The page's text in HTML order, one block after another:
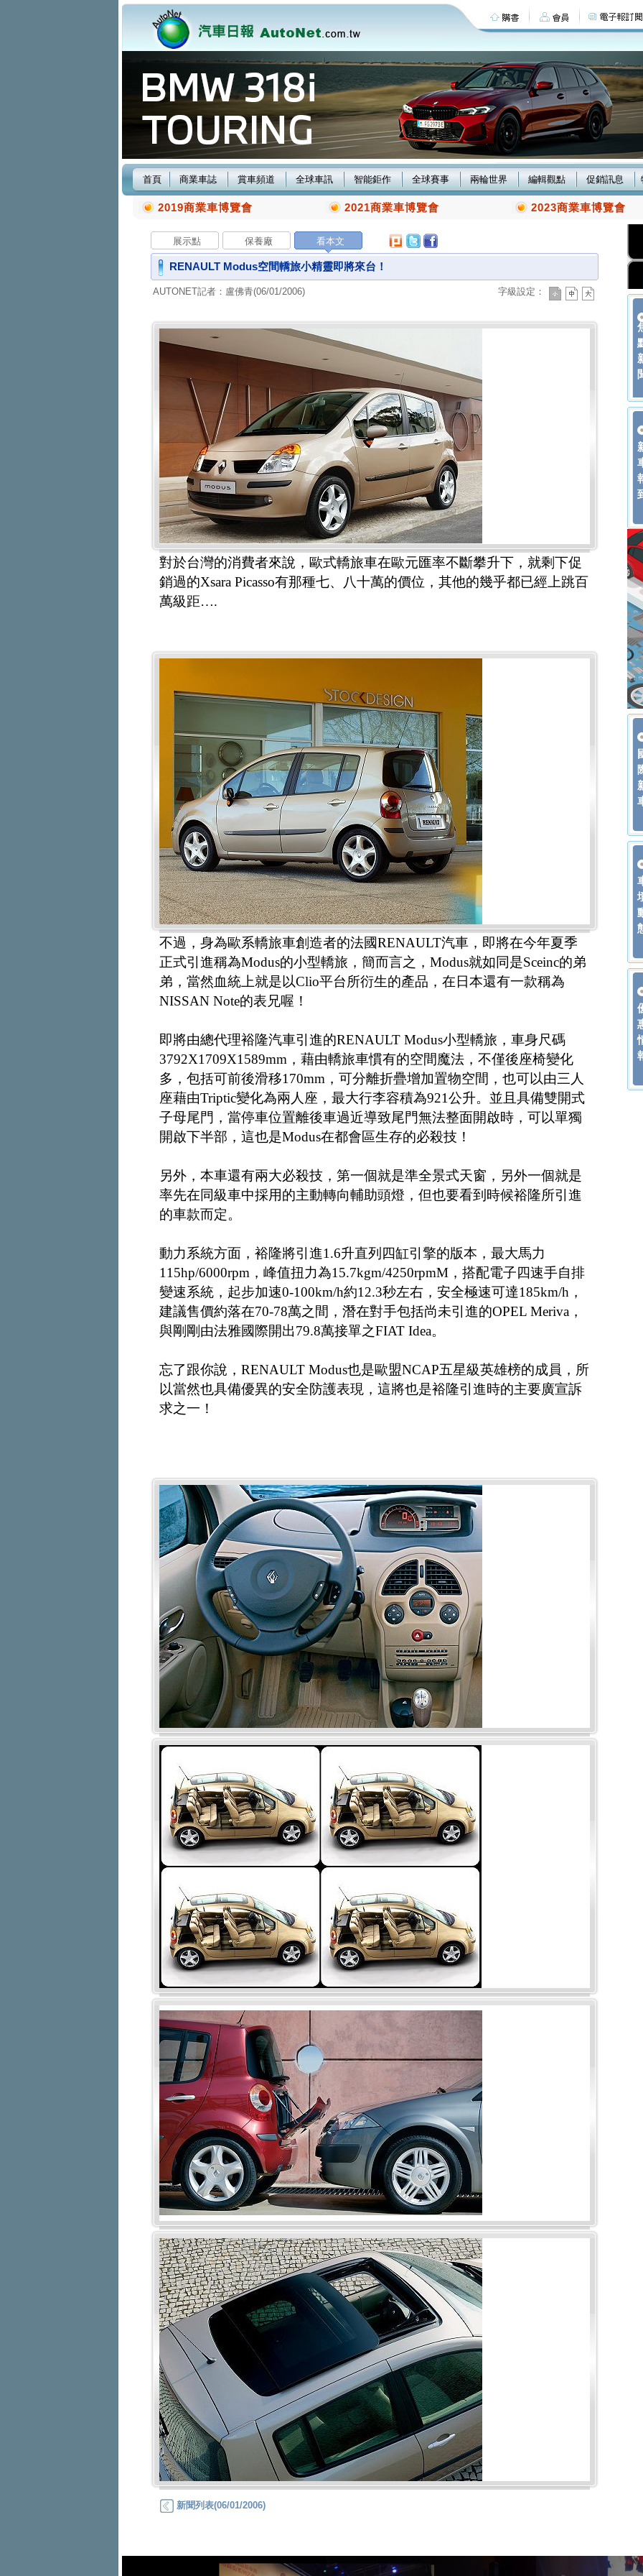
首頁 商業車誌 賞車頻道 全球車訊 智能鉅作 全球賽事 兩輪世界 編輯觀點 促銷訊息
2019商業車博覽會 2021商業車博覽會 2023商業車博覽會
展示點 保養廠 看本文
RENAULT Modus空間轎旅小精靈即將來台！
AUTONET記者：盧佛青(06/01/2006) 字級設定：
對於台灣的消費者來說，歐式轎旅車在歐元匯率不斷攀升下，就剩下促
銷過的Xsara Picasso有那種七、八十萬的價位，其他的幾乎都已經上跳百
萬級距….
不過，身為歐系轎旅車創造者的法國RENAULT汽車，即將在今年夏季
正式引進稱為Modus的小型轎旅，簡而言之，Modus就如同是Sceinc的弟
弟，當然血統上就是以Clio平台所衍生的產品，在日本還有一款稱為
NISSAN Note的表兄喔！
即將由總代理裕隆汽車引進的RENAULT Modus小型轎旅，車身尺碼
3792X1709X1589mm，藉由轎旅車慣有的空間魔法，不僅後座椅變化
多，包括可前後滑移170mm，可分離折疊增加置物空間，也可以由三人
座藉由Triptic變化為兩人座，最大行李容積為921公升。並且具備雙開式
子母尾門，當停車位置離後車過近導致尾門無法整面開啟時，可以單獨
開啟下半部，這也是Modus在都會區生存的必殺技！
另外，本車還有兩大必殺技，第一個就是準全景式天窗，另外一個就是
率先在同級車中採用的主動轉向輔助頭燈，但也要看到時候裕隆所引進
的車款而定。
動力系統方面，裕隆將引進1.6升直列四缸引擎的版本，最大馬力
115hp/6000rpm，峰值扭力為15.7kgm/4250rpmM，搭配電子四速手自排
變速系統，起步加速0-100km/h約12.3秒左右，安全極速可達185km/h，
建議售價約落在70-78萬之間，潛在對手包括尚未引進的OPEL Meriva，
與剛剛由法雅國際開出79.8萬接單之FIAT Idea。
忘了跟你說，RENAULT Modus也是歐盟NCAP五星級英雄榜的成員，所
以當然也具備優異的安全防護表現，這將也是裕隆引進時的主要廣宣訴
求之一！
新聞列表(06/01/2006)